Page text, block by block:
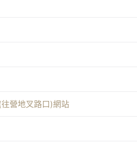
營地叉路口)網站